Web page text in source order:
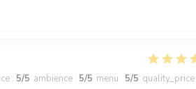
: 5/5 ambience : 5/5 menu : 5/5 quality_price